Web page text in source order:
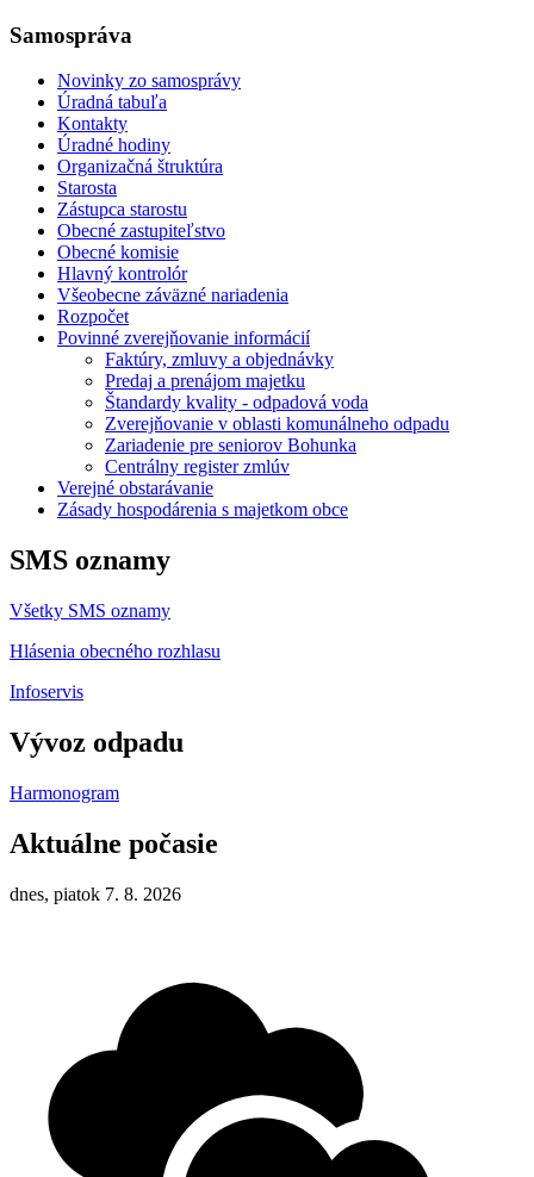
Samospráva
Novinky zo samosprávy
Úradná tabuľa
Kontakty
Úradné hodiny
Organizačná štruktúra
Starosta
Zástupca starostu
Obecné zastupiteľstvo
Obecné komisie
Hlavný kontrolór
Všeobecne záväzné nariadenia
Rozpočet
Povinné zverejňovanie informácií
Faktúry, zmluvy a objednávky
Predaj a prenájom majetku
Štandardy kvality - odpadová voda
Zverejňovanie v oblasti komunálneho odpadu
Zariadenie pre seniorov Bohunka
Centrálny register zmlúv
Verejné obstarávanie
Zásady hospodárenia s majetkom obce
SMS oznamy
Všetky SMS oznamy
Hlásenia obecného rozhlasu
Infoservis
Vývoz odpadu
Harmonogram
Aktuálne počasie
dnes, piatok 7. 8. 2026